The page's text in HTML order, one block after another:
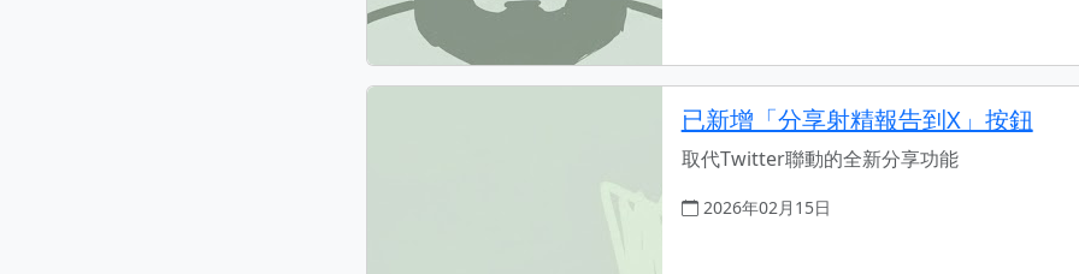
已新增「分享射精報告到X」按鈕
取代Twitter聯動的全新分享功能
2026年02月15日